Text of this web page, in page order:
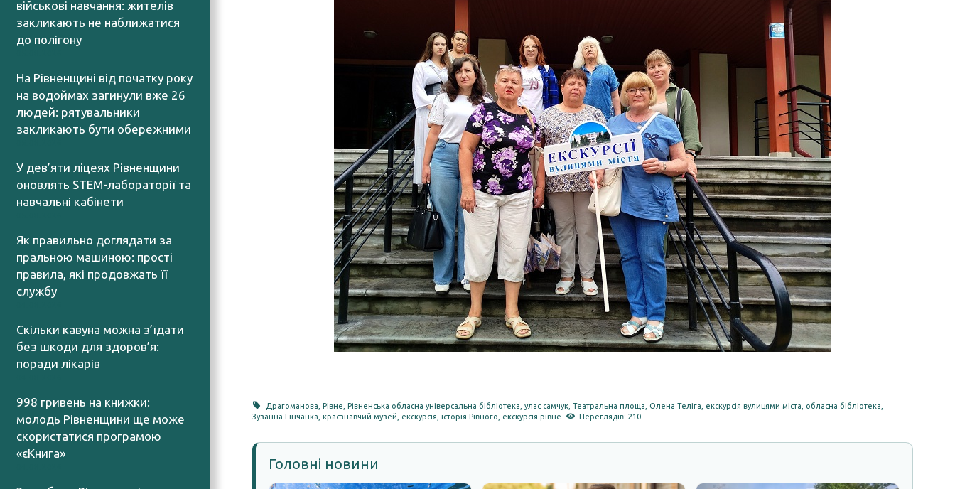
військові навчання: жителів
закликають не наближатися
до полігону
На Рівненщині від початку року
на водоймах загинули вже 26
людей: рятувальники
закликають бути обережними
У дев’яти ліцеях Рівненщини
оновлять STEM-лабораторії та
навчальні кабінети
Як правильно доглядати за
пральною машиною: прості
правила, які продовжать її
службу
Скільки кавуна можна з’їдати
без шкоди для здоров’я:
поради лікарів
998 гривень на книжки:
молодь Рівненщини ще може
скористатися програмою
«єКнига»
Драгоманова ,Рівне ,Рівненська обласна універсальна бібліотека ,улас самчук ,Театральна площа Олена Теліга екскурсія вулицями міста обласна бібліотека
Зузанна Гінчанка краєзнавчий музей екскурсія історія Рівного екскурсія рівне Переглядів: 210
Головні новини